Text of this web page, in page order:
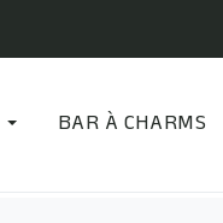
BAR À CHARMS